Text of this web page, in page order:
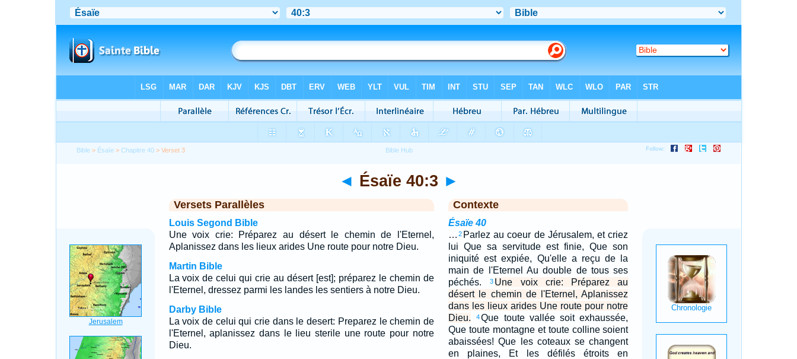
Bible > Ésaïe >Chapitre 40 > Verset 3
◄ Ésaïe 40:3 ►
Versets Parallèles
Louis Segond Bible
Une voix crie: Préparez au désert le chemin de l'Eternel,
Aplanissez dans les lieux arides Une route pour notre Dieu.
Martin Bible
La voix de celui qui crie au désert [est]; préparez le chemin de
l'Eternel, dressez parmi les landes les sentiers à notre Dieu.
Darby Bible
La voix de celui qui crie dans le desert: Preparez le chemin de
l'Eternel, aplanissez dans le lieu sterile une route pour notre
Dieu.
Contexte
Ésaïe 40
… 2 Parlez au coeur de Jérusalem, et criez
lui Que sa servitude est finie, Que son
iniquité est expiée, Qu'elle a reçu de la
main de l'Eternel Au double de tous ses
péchés.
3 Une voix crie: Préparez au
désert le chemin de l'Eternel, Aplanissez
dans les lieux arides Une route pour notre
Dieu.
4Que toute vallée soit exhaussée,
Que toute montagne et toute colline soient
abaissées! Que les coteaux se changent
en plaines, Et les défilés étroits en